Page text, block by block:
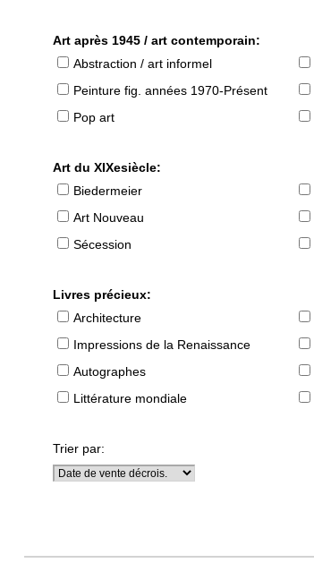
Art après 1945 / art contemporain:
Abstraction / art informel
Peinture fig. années 1970-Présent
Pop art
Art du XIXesiècle:
Biedermeier
Art Nouveau
Sécession
Livres précieux:
Architecture
Impressions de la Renaissance
Autographes
Littérature mondiale
Trier par: